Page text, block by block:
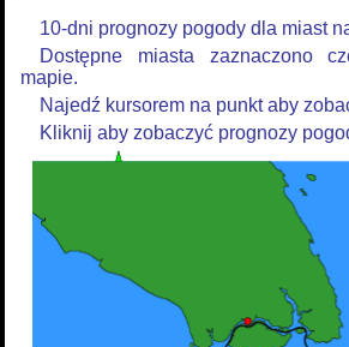
10-dni prognozy pogody dla miast
Dostępne miasta zaznaczono
mapie.
Najedź kursorem na punkt aby
Kliknij aby zobaczyć prognozy